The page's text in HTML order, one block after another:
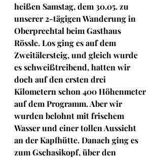
heißen Samstag, dem 30.05. zu
unserer 2-tägigen Wanderung in
Oberprechtal beim Gasthaus
Rössle. Los ging es auf dem
Zweitälersteig, und gleich wurde
es schweißtreibend, hatten wir
doch auf den ersten drei
Kilometern schon 400 Höhenmeter
auf dem Programm. Aber wir
wurden belohnt mit frischem
Wasser und einer tollen Aussicht
an der Kapfhütte. Danach ging es
zum Gschasikopf, über den